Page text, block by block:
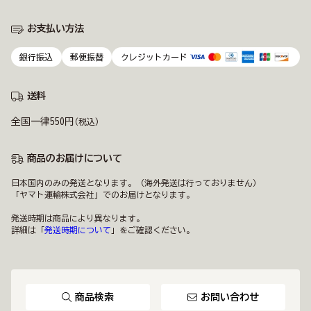
お支払い方法
銀行振込 郵便振替 クレジットカード
送料
全国一律550円 (税込)
商品のお届けについて
日本国内のみの発送となります。（海外発送は行っておりません）
「ヤマト運輸株式会社」でのお届けとなります。
発送時期は商品により異なります。
詳細は「 発送時期について 」をご確認ください。
商品検索 お問い合わせ